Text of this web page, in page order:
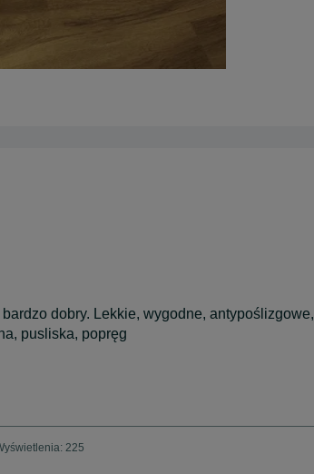
dobry. Lekkie, wygodne, antypoślizgowe,
pusliska, popręg
225